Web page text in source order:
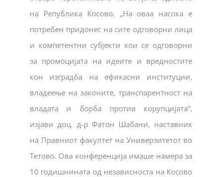
на Република Косово. „На оваа насока е
потребен придонес на сите одговорни лица
и компетентни субјекти кои се одговорни
за промоцијата на идеите и вредностите
кон изградба на ефикасни институции,
владеење на законите, транспарентност на
владата и борба против корупцијата“,
изјави доц. д-р Фатон Шабани, наставник
на Правниот факултет на Универзитетот во
Тетово. Ова конференција имаше намера за
10 годишнината од независноста на Косово